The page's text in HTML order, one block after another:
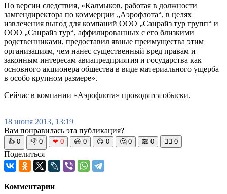
По версии следствия, «Калмыков, работая в должности
замгендиректора по коммерции „Аэрофлота“, в целях
извлечения выгод для компаний ООО „Санрайз тур групп“ и
ООО „Санрайз тур“, аффилированных с его близкими
родственниками, предоставил явные преимущества этим
организациям, чем нанес существенный вред правам и
законным интересам авиапредприятия и государства как
основного акционера общества в виде материального ущерба
в особо крупном размере».
Сейчас в компании «Аэрофлота» проводятся обыски.
18 июня 2013, 13:19
Вам понравилась эта публикация?
👍 0 👎 0 ❤ 0 😆 0 😡 0 🤔 0 🙈 0 🧘‍♀️ 0
Поделиться
Комментарии